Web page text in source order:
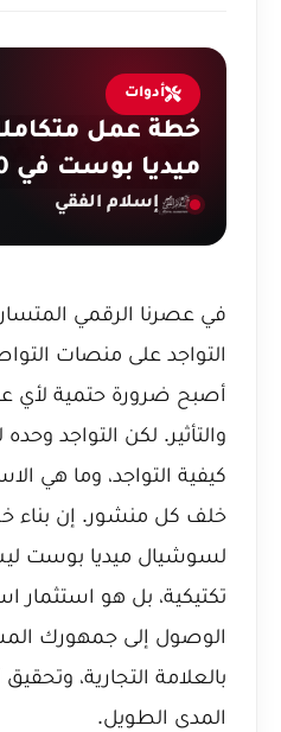
أدوات
خطة عمل
ميديا بوست في 90 يوم
إسلام الفقي
في عصرنا الرقمي
التواجد على منصات
أصبح ضرورة حتمية لأي
والتأثير. لكن التواجد
كيفية التواجد، وما هي
خلف كل منشور. إن بناء
لسوشيال ميديا بوست
تكتيكية، بل هو استثمار
الوصول إلى جمهورك
بالعلامة التجارية،
المدى الطويل.